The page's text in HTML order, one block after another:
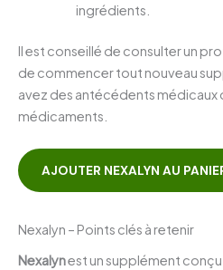
ingrédients.
Il est conseillé de consulter un
de commencer tout nouveau
avez des antécédents médicaux
médicaments.
AJOUTER NEXALYN AU
Nexalyn – Points clés à retenir
Nexalynest un supplément